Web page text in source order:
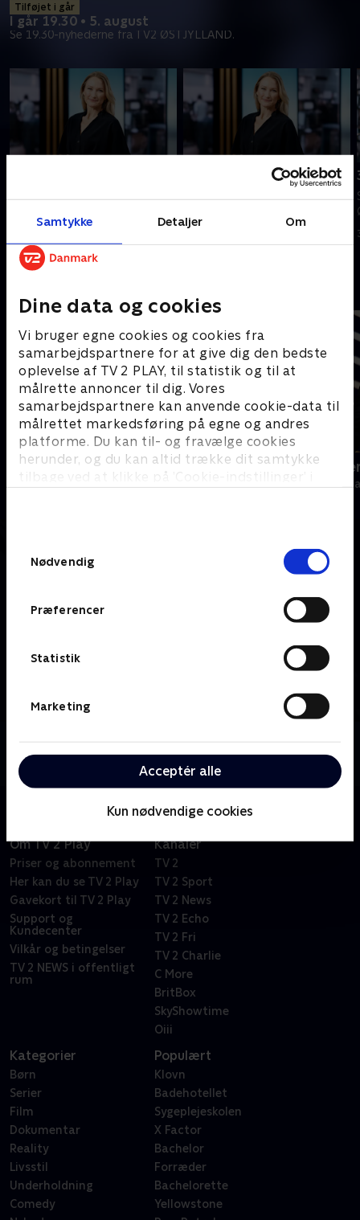
Samtykke Detaljer Om
Dine data og cookies
Vi bruger egne cookies og cookies fra
samarbejdspartnere for at give dig den bedste
oplevelse af TV 2 PLAY, til statistik og til at
målrette annoncer til dig. Vores
samarbejdspartnere kan anvende cookie-data til
målrettet markedsføring på egne og andres
platforme. Du kan til- og fravælge cookies
herunder, og du kan altid trække dit samtykke
tilbage ved at klikke på ’Cookie-indstillinger’ i
Nødvendig
Præferencer
Statistik
Marketing
Acceptér alle
Kun nødvendige cookies
Tilføjet i går
I går 19.30 • 5. august
Se 19.30-nyhederne fra TV2 ØSTJYLLAND.
ØSTJYLLAND.
I går • 21 min
19 News
Nyheder
Sporten -
Nyheder &
Se 19.30-nyhederne fra TV2 ØSTJYLLAND.
Om TV 2 Play
Priser og abonnement
Her kan du se TV 2 Play
Gavekort til TV 2 Play
Support og
Kundecenter
Vilkår og betingelser
TV 2 NEWS i offentligt
rum
Kanaler
TV 2
TV 2 Sport
TV 2 News
TV 2 Echo
TV 2 Fri
TV 2 Charlie
C More
BritBox
SkyShowtime
Oiii
Kategorier
Børn
Serier
Film
Dokumentar
Reality
Livsstil
Underholdning
Comedy
Populært
Klovn
Badehotellet
Sygeplejeskolen
X Factor
Bachelor
Forræder
Bachelorette
Yellowstone